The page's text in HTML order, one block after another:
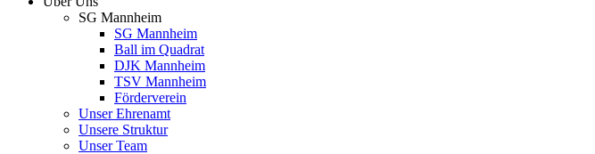
SG Mannheim
SG Mannheim
Ball im Quadrat
DJK Mannheim
TSV Mannheim
Förderverein
Unser Ehrenamt
Unsere Struktur
Unser Team